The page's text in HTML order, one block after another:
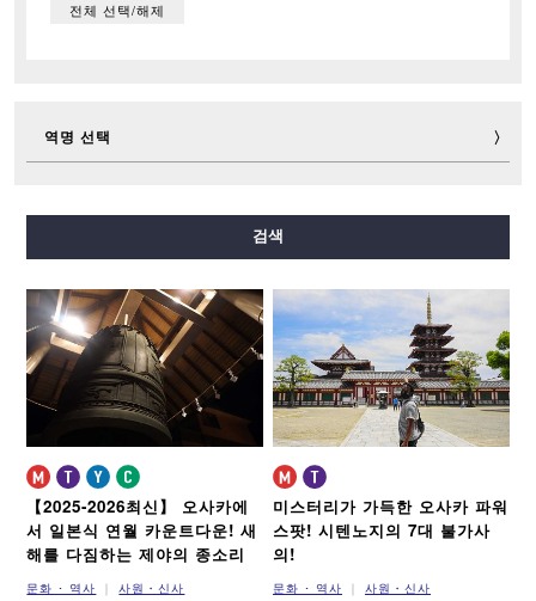
전체 선택/해제
역명 선택
사카이스지선
이마자토스지선 뉴트램
검색
【2025-2026최신】 오사카에
서 일본식 연월 카운트다운!새
해를 다짐하는 제야의 종소리
문화 ･ 역사
사원・신사
미스터리가 가득한 오사카 파워
스팟!시텐노지의 7대 불가사
의!
문화 ･ 역사
사원・신사